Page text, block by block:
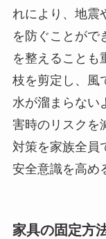
れにより、地震
を防ぐことがで
を整えることも
枝を剪定し、風
水が溜まらない
害時のリスクを
対策を家族全員
安全意識を高め
家具の固定方